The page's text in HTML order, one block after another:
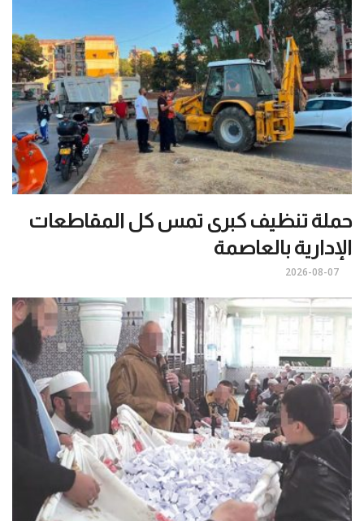
حملة تنظيف كبرى تمس كل المقاطعات
الإدارية بالعاصمة
2026-08-07